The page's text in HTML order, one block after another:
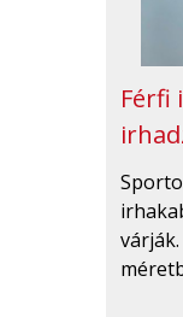
Férfi